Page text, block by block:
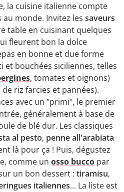
la cuisine italienne compte
monde. Invitez les saveurs
table en cuisinant quelques
fleurent bon la dolce
en bonne et due forme
et bouchées siciliennes, telles
, tomates et oignons)
riz farcies et pannées).
avec un "primi", le premier
généralement à base de
de blé dur. Les classiques
al pesto, penne all'arabiata
là pour ça ! Puis, dégustez
comme un osso bucco par
un bon dessert : tiramisu,
italiennes... La liste est